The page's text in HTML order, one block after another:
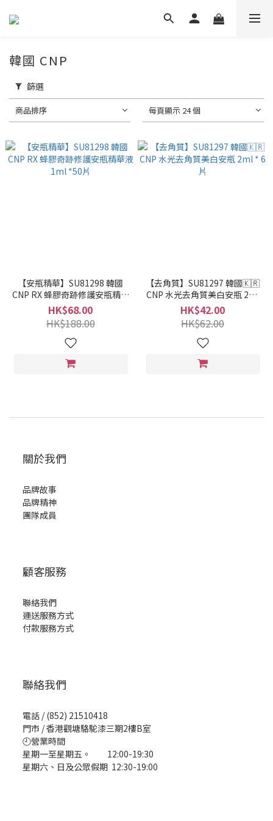
韓國 CNP
篩選
商品排序 每頁顯示 24 個
【安瓶精華】SU81298 韓國
CNP RX 蜂膠奇跡修護安瓶精華
液 1ml *50片
HK$68.00
HK$188.00
【去角質】SU81297 韓國🇰🇷
CNP 水光去角質美白安瓶 2ml
* 6片
HK$42.00
HK$62.00
關於我們
品牌故事
品牌精神
團隊成員
顧客服務
聯絡我們
運送服務方式
付款服務方式
聯絡我們
電話 / (852) 21510418
門市 / 香港觀塘駱駝漆三期2樓B室
🕘營業時間
星期一至星期五。 12:00-19:30
星期六、日及公眾假期 12:30-19:00